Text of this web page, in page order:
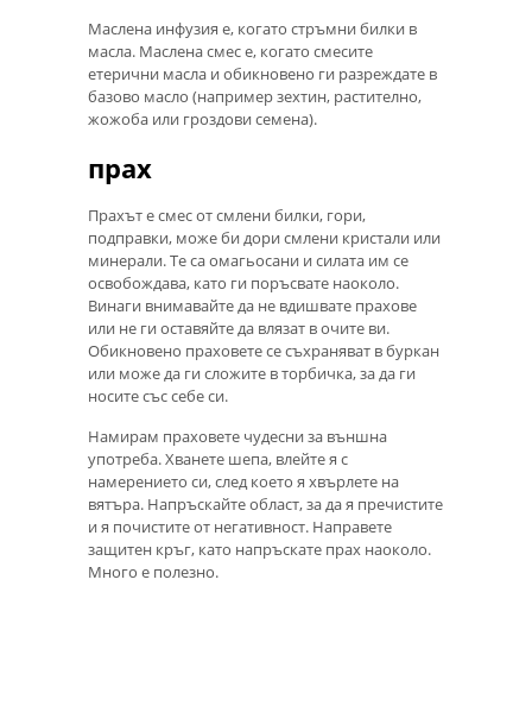
Маслена инфузия е, когато стръмни билки в
масла. Маслена смес е, когато смесите
етерични масла и обикновено ги разреждате в
базово масло (например зехтин, растително,
жожоба или гроздови семена).
прах
Прахът е смес от смлени билки, гори,
подправки, може би дори смлени кристали или
минерали. Те са омагьосани и силата им се
освобождава, като ги поръсвате наоколо.
Винаги внимавайте да не вдишвате прахове
или не ги оставяйте да влязат в очите ви.
Обикновено праховете се съхраняват в буркан
или може да ги сложите в торбичка, за да ги
носите със себе си.
Намирам праховете чудесни за външна
употреба. Хванете шепа, влейте я с
намерението си, след което я хвърлете на
вятъра. Напръскайте област, за да я пречистите
и я почистите от негативност. Направете
защитен кръг, като напръскате прах наоколо.
Много е полезно.